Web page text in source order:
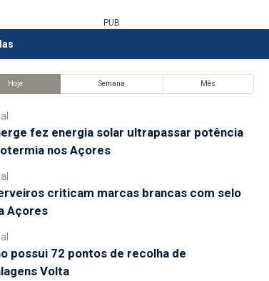
PUB
Hoje Semana Mês
fez energia solar ultrapassar potência
nos Açores
criticam marcas brancas com selo
Açores
possui 72 pontos de recolha de
Volta